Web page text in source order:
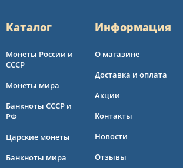
Каталог
Монеты России и
СССР
Монеты мира
Банкноты СССР и
РФ
Царские монеты
Банкноты мира
Информация
О магазине
Доставка и оплата
Акции
Контакты
Новости
Отзывы